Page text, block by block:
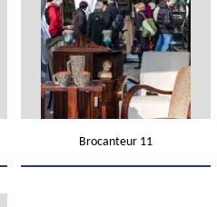
Brocanteur 11